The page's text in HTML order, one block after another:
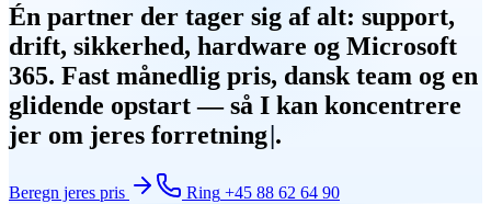
Én partner der tager sig af alt: support,
drift, sikkerhed, hardware og Microsoft
365. Fast månedlig pris, dansk team og en
glidende opstart — så I kan koncentrere
jer om jeres forretning .
Beregn jeres pris Ring +45 88 62 64 90